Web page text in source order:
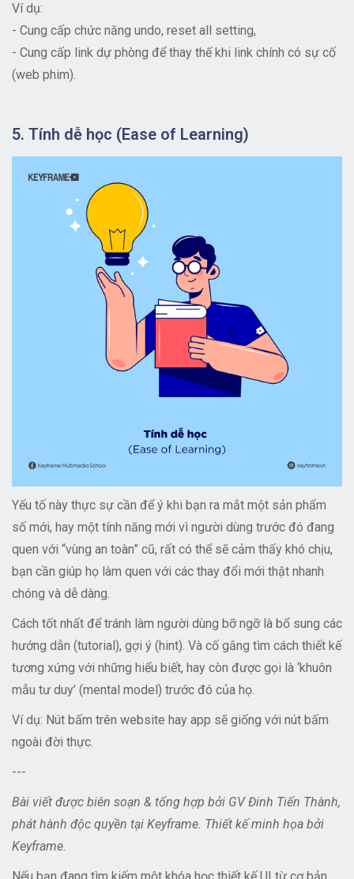
Ví dụ:
- Cung cấp chức năng undo, reset all setting,
- Cung cấp link dự phòng để thay thế khi link chính có sự cố
(web phim).
5. Tính dễ học (Ease of Learning)
Yếu tố này thực sự cần để ý khi bạn ra mắt một sản phẩm
số mới, hay một tính năng mới vì người dùng trước đó đang
quen với “vùng an toàn” cũ, rất có thể sẽ cảm thấy khó chịu,
bạn cần giúp họ làm quen với các thay đổi mới thật nhanh
chóng và dễ dàng.
Cách tốt nhất để tránh làm người dùng bỡ ngỡ là bổ sung các
hướng dẫn (tutorial), gợi ý (hint). Và cố gắng tìm cách thiết kế
tương xứng với những hiểu biết, hay còn được gọi là ‘khuôn
mẫu tư duy’ (mental model) trước đó của họ.
Ví dụ: Nút bấm trên website hay app sẽ giống với nút bấm
ngoài đời thực.
---
Bài viết được biên soạn & tổng hợp bởi GV Đinh Tiến Thành,
phát hành độc quyền tại Keyframe. Thiết kế minh họa bởi
Keyframe.